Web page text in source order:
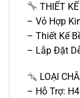
THIẾT
– Vỏ Hợp
– Thiết Kế
– Lắp Đặt
LOẠI
– Hỗ Trợ: